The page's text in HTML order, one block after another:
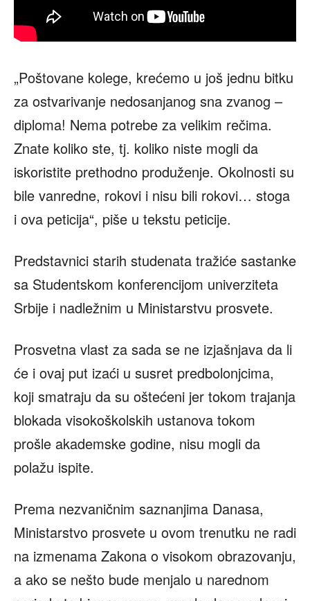
„Poštovane kolege, krećemo u još jednu bitku
za ostvarivanje nedosanjanog sna zvanog –
diploma! Nema potrebe za velikim rečima.
Znate koliko ste, tj. koliko niste mogli da
iskoristite prethodno produženje. Okolnosti su
bile vanredne, rokovi i nisu bili rokovi… stoga
i ova peticija“, piše u tekstu peticije.
Predstavnici starih studenata tražiće sastanke
sa Studentskom konferencijom univerziteta
Srbije i nadležnim u Ministarstvu prosvete.
Prosvetna vlast za sada se ne izjašnjava da li
će i ovaj put izaći u susret predbolonjcima,
koji smatraju da su oštećeni jer tokom trajanja
blokada visokoškolskih ustanova tokom
prošle akademske godine, nisu mogli da
polažu ispite.
Prema nezvaničnim saznanjima Danasa,
Ministarstvo prosvete u ovom trenutku ne radi
na izmenama Zakona o visokom obrazovanju,
a ako se nešto bude menjalo u narednom